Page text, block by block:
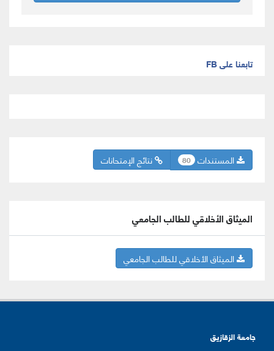
تابعنا على FB
نتائج الإمتحانات المستندات 80
الميثاق الأخلاقي للطالب الجامعي
الميثاق الأخلاقي للطالب الجامعي
جامعة الزقازيق